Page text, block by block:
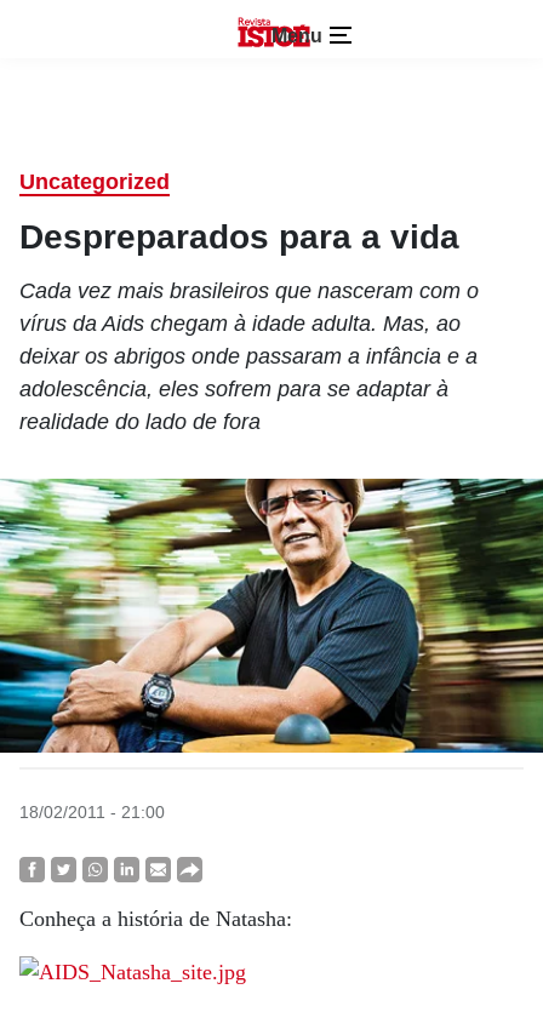
Menu
Uncategorized
Despreparados para a vida
Cada vez mais brasileiros que nasceram com o
vírus da Aids chegam à idade adulta. Mas, ao
deixar os abrigos onde passaram a infância e a
adolescência, eles sofrem para se adaptar à
realidade do lado de fora
18/02/2011 - 21:00
Conheça a história de Natasha: